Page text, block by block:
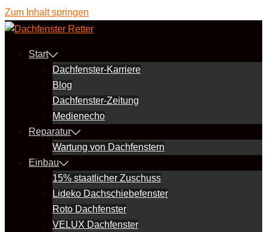
Zum Inhalt springen
Start
Dachfenster-Karriere
Blog
Dachfenster-Zeitung
Medienecho
Reparatur
Wartung von Dachfenstern
Einbau
15% staatlicher Zuschuss
Lideko Dachschiebefenster
Roto Dachfenster
VELUX Dachfenster